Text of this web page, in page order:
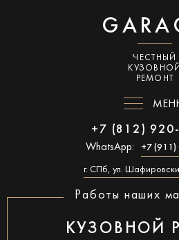
ЧЕСТНЫЙ
КУЗОВНОЙ
РЕМОНТ
+7 (812)
WhatsApp: +7
г. СПб, ул.
Работы наших
КУЗОВНОЙ